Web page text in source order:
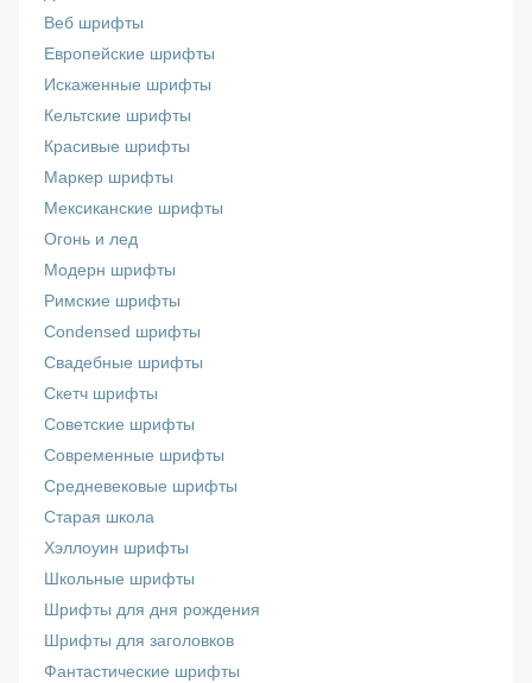
Веб шрифты
Европейские шрифты
Искаженные шрифты
Кельтские шрифты
Красивые шрифты
Маркер шрифты
Мексиканские шрифты
Огонь и лед
Модерн шрифты
Римские шрифты
Сondensed шрифты
Свадебные шрифты
Скетч шрифты
Советские шрифты
Современные шрифты
Средневековые шрифты
Старая школа
Хэллоуин шрифты
Школьные шрифты
Шрифты для дня рождения
Шрифты для заголовков
Фантастические шрифты